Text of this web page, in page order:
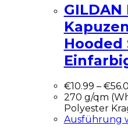
Hooded
€10.99 – €
270 g/qm
Polyester
Ausführung